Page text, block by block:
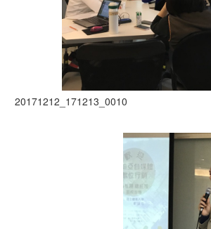
20171212_171213_0010